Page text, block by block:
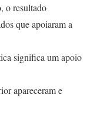
o resultado
que apoiaram a
significa um apoio
apareceram e